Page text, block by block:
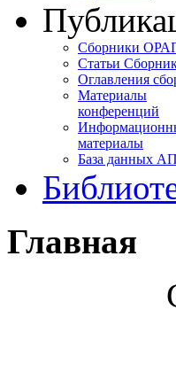
Сборники
Статьи
Оглавления
Материалы
конференций
материалы
База данных АП
Главная